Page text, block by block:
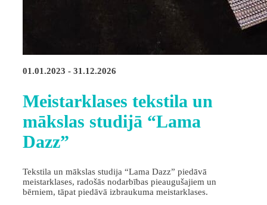
01.01.2023 - 31.12.2026
Meistarklases tekstila un
mākslas studijā “Lama
Dazz”
Tekstila un mākslas studija “Lama Dazz” piedāvā
meistarklases, radošās nodarbības pieaugušajiem un
bērniem, tāpat piedāvā izbraukuma meistarklases.